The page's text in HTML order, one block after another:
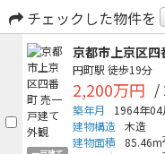
チェックした物件を
京都市上京区四
円町駅 徒歩19分
2,200万円 /
築年月 1964年04
建物構造 木造
建物面積
85.46m